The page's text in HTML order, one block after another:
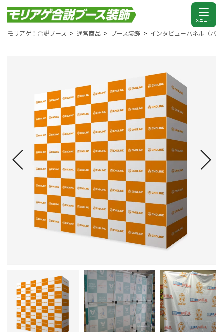
モリアゲ！合説ブース 通常商品 ブース装飾 インタビューパネル（バ